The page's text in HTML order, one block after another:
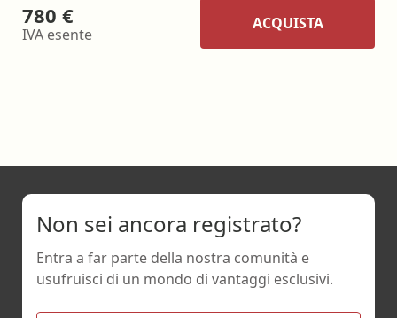
780 €
IVA esente
ACQUISTA
Non sei ancora registrato?
Entra a far parte della nostra comunità e
usufruisci di un mondo di vantaggi esclusivi.